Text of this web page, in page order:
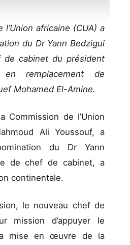
l’Union africaine (CUA) a
du Dr Yann Bedzigui
cabinet du président
en remplacement de
Mohamed El-Amine.
Commission de l’Union
Ali Youssouf, a
du Dr Yann
de chef de cabinet, a
continentale.
le nouveau chef de
mission d’appuyer le
mise en œuvre de la